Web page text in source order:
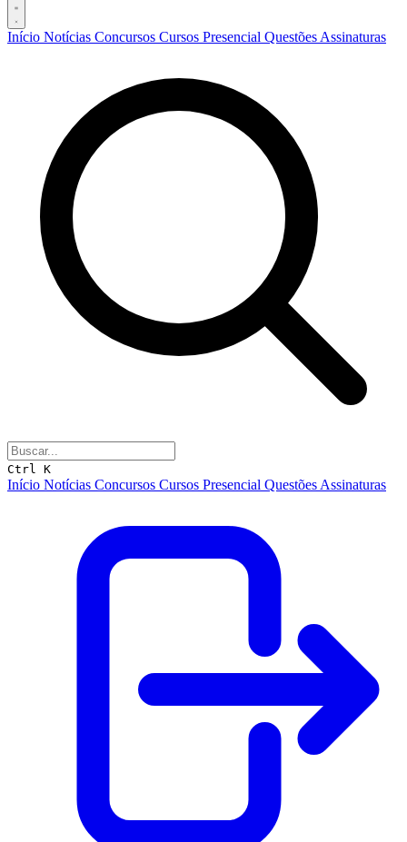
Início Notícias Concursos Cursos Presencial Questões Assinaturas
Ctrl K
Início Notícias Concursos Cursos Presencial Questões Assinaturas